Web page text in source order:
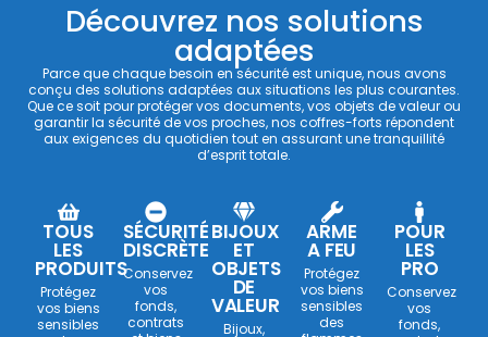
Découvrez nos solutions
adaptées
Parce que chaque besoin en sécurité est unique, nous avons
conçu des solutions adaptées aux situations les plus courantes.
Que ce soit pour protéger vos documents, vos objets de valeur ou
garantir la sécurité de vos proches, nos coffres-forts répondent
aux exigences du quotidien tout en assurant une tranquillité
d’esprit totale.
TOUS
LES
PRODUITS
Protégez
vos biens
sensibles
SÉCURITÉ
DISCRÈTE
Conservez
vos
fonds,
contrats
BIJOUX
ET
OBJETS
DE
VALEUR
Bijoux,
ARME
A FEU
Protégez
vos biens
sensibles
des
POUR
LES
PRO
Conservez
vos
fonds,